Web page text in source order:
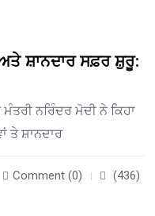
ਸ਼ਾਨਦਾਰ ਸਫ਼ਰ ਸ਼ੁਰੂ:
ਨਰਿੰਦਰ ਮੋਦੀ ਨੇ ਕਿਹਾ
ਤੇ ਸ਼ਾਨਦਾਰ
Comment (0) (436)